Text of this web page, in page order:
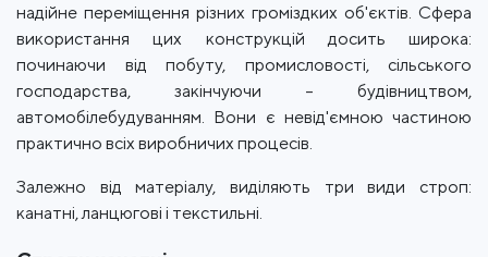
надійне переміщення різних громіздких об'єктів. Сфера
використання цих конструкцій досить широка:
починаючи від побуту, промисловості, сільського
господарства, закінчуючи – будівництвом,
автомобілебудуванням. Вони є невід'ємною частиною
практично всіх виробничих процесів.
Залежно від матеріалу, виділяють три види строп:
канатні, ланцюгові і текстильні.